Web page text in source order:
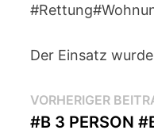
Der Einsatz
VORHERIGER
#B 3 PERSON